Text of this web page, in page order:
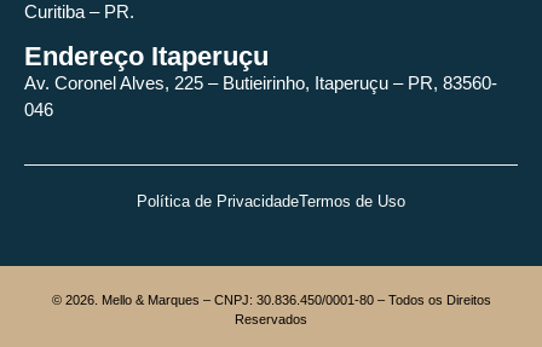
Curitiba – PR.
Endereço Itaperuçu
Av. Coronel Alves, 225 – Butieirinho, Itaperuçu – PR, 83560-
046
Política de PrivacidadeTermos de Uso
© 2026. Mello & Marques – CNPJ: 30.836.450/0001-80 – Todos os Direitos
Reservados